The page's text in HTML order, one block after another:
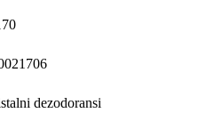
dezodoransi